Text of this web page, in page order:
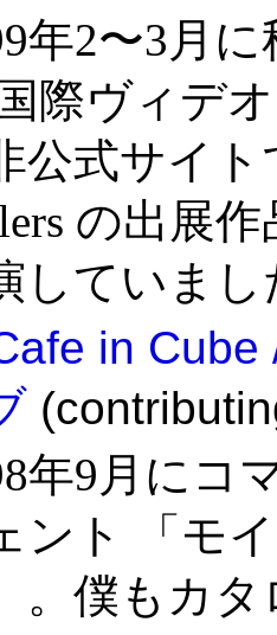
年2〜3月
際ヴィデ
公式サイト
の出展
していまし
in
年9月にコ
ント 「モ
。僕もカ